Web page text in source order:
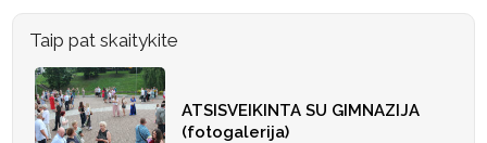
Taip pat skaitykite
ATSISVEIKINTA SU GIMNAZIJA
(fotogalerija)